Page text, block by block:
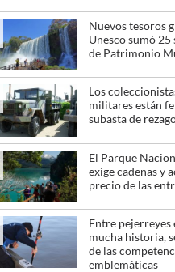
Nuevos tesoros
Unesco sumó
de Patrimonio
Los
militares están
subasta de
El Parque
exige cadenas y
precio de las
Entre pejerreyes
mucha historia,
de las
emblemáticas